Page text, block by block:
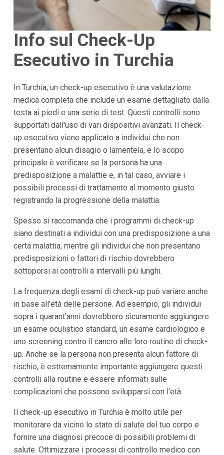
Info sul Check-Up
Esecutivo in Turchia
In Turchia, un check-up esecutivo è una valutazione
medica completa che include un esame dettagliato dalla
testa ai piedi e una serie di test. Questi controlli sono
supportati dall'uso di vari dispositivi avanzati. Il check-
up esecutivo viene applicato a individui che non
presentano alcun disagio o lamentela, e lo scopo
principale è verificare se la persona ha una
predisposizione a malattie e, in tal caso, avviare i
possibili processi di trattamento al momento giusto
registrando la progressione della malattia.
Spesso si raccomanda che i programmi di check-up
siano destinati a individui con una predisposizione a una
certa malattia, mentre gli individui che non presentano
predisposizioni o fattori di rischio dovrebbero
sottoporsi ai controlli a intervalli più lunghi.
La frequenza degli esami di check-up può variare anche
in base all'età delle persone. Ad esempio, gli individui
sopra i quarant'anni dovrebbero sicuramente aggiungere
un esame oculistico standard, un esame cardiologico e
uno screening contro il cancro alle loro routine di check-
up. Anche se la persona non presenta alcun fattore di
rischio, è estremamente importante aggiungere questi
controlli alla routine e essere informati sulle
complicazioni che possono svilupparsi con l'età.
Il check-up esecutivo in Turchia è molto utile per
monitorare da vicino lo stato di salute del tuo corpo e
fornire una diagnosi precoce di possibili problemi di
salute. Ottimizzare i processi di controllo medico con